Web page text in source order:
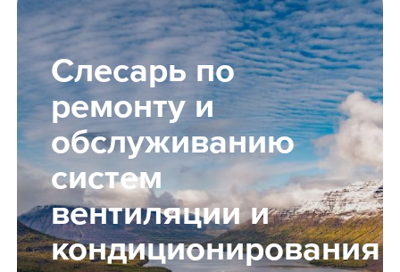
Вакансии
Производство
Офис
IT
Студентам
Слесарь по
ремонту и
обслуживанию
систем
вентиляции и
кондиционирования